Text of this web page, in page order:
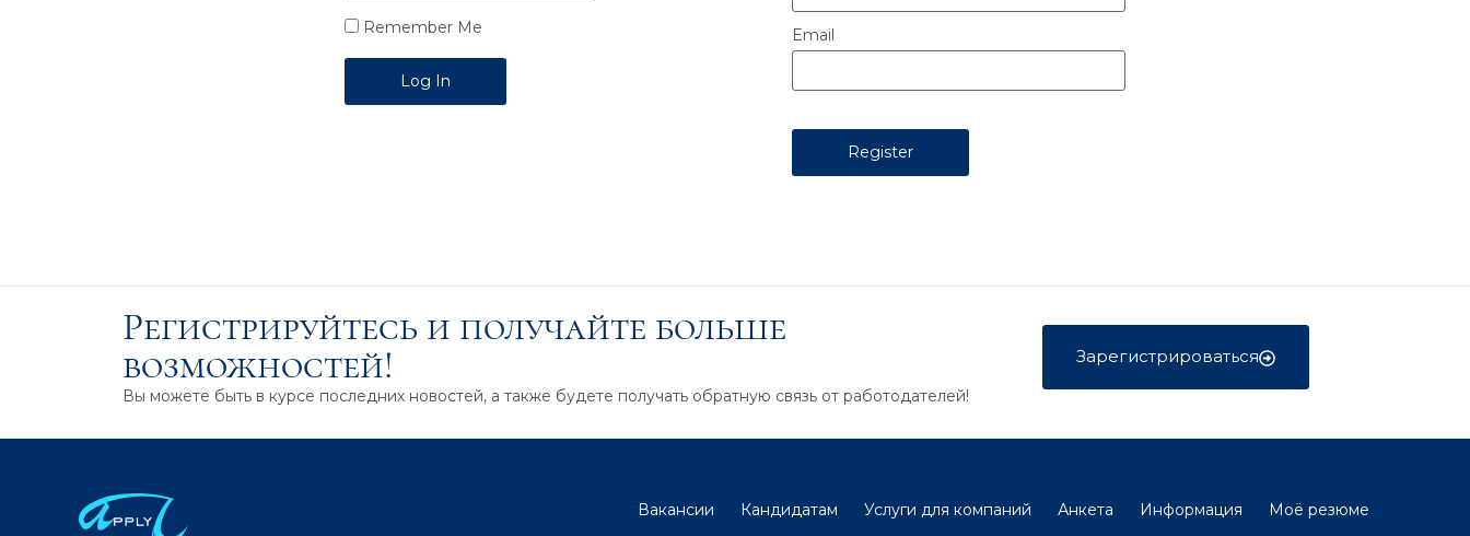
Remember Me Email
Регистрируйтесь и получайте больше
возможностей!
Вы можете быть в курсе последних новостей, а также будете получать обратную связь от работодателей!
Зарегистрироваться
Вакансии Кандидатам Услуги для компаний Анкета Информация
Моё резюме